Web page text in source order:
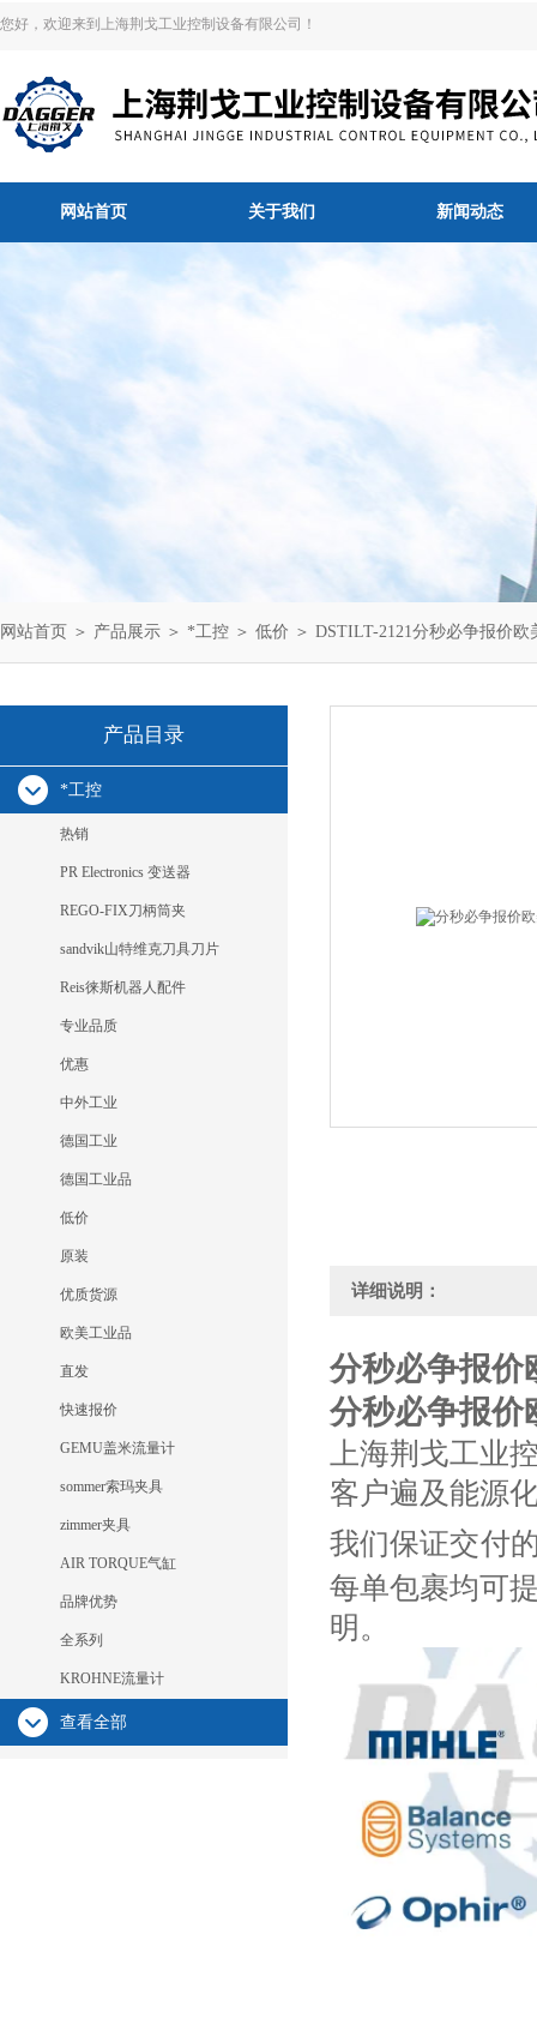
您好，欢迎来到上海荆戈工业控制设备有限公司！
网站首页 关于我们 新闻动态
网站首页 ＞ 产品展示 ＞ *工控 ＞ 低价 ＞ DSTILT-2121分秒必争报价欧
产品目录
*工控
热销
PR Electronics 变送器
REGO-FIX刀柄筒夹
sandvik山特维克刀具刀片
Reis徕斯机器人配件
专业品质
优惠
中外工业
德国工业
德国工业品
低价
原装
优质货源
欧美工业品
直发
快速报价
GEMU盖米流量计
sommer索玛夹具
zimmer夹具
AIR TORQUE气缸
品牌优势
全系列
KROHNE流量计
查看全部
详细说明：
分秒必争报价
分秒必争报价
上海荆戈工业
客户遍及能源
我们保证交付
每单包裹均可
明。